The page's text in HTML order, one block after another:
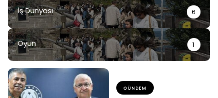
İş Dünyası 6
Oyun 1
GÜNDEM